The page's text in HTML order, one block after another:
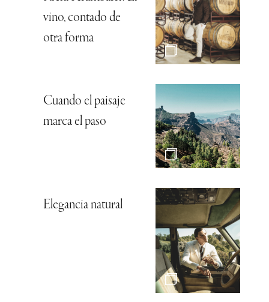
vino, contado de
otra forma
Cuando el paisaje
marca el paso
Elegancia natural